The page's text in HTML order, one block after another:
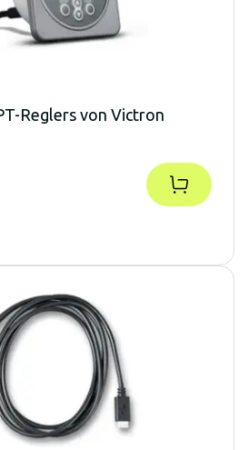
Reglers von Victron